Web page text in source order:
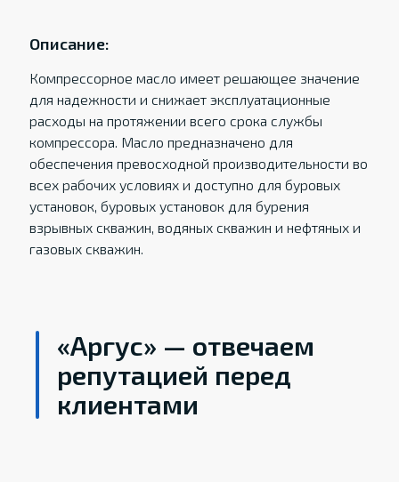
Описание:
Компрессорное масло имеет решающее значение
для надежности и снижает эксплуатационные
расходы на протяжении всего срока службы
компрессора. Масло предназначено для
обеспечения превосходной производительности во
всех рабочих условиях и доступно для буровых
установок, буровых установок для бурения
взрывных скважин, водяных скважин и нефтяных и
газовых скважин.
«Аргус» — отвечаем
репутацией перед
клиентами